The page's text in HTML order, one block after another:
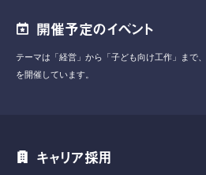
開催予定のイベント
テーマは「経営」から「子ども向け工作」まで、
を開催しています。
キャリア採用